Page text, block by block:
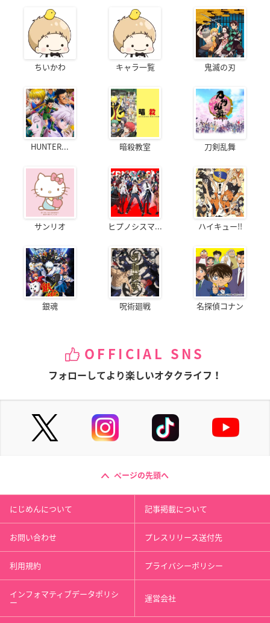
ちいかわ キャラ一覧 鬼滅の刃
HUNTER... 暗殺教室 刀剣乱舞
サンリオ ヒプノシスマ... ハイキュー!!
銀魂 呪術廻戦 名探偵コナン
OFFICIAL SNS
フォローしてより楽しいオタクライフ！
ページの先頭へ
にじめんについて 記事掲載について
お問い合わせ プレスリリース送付先
利用規約 プライバシーポリシー
インフォマティブデータポリシ
ー 運営会社